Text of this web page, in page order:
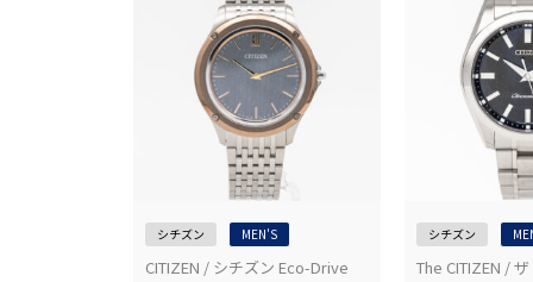
シチズン MEN'S
CITIZEN / シチズン Eco-Drive
シチズン
The CITIZEN /